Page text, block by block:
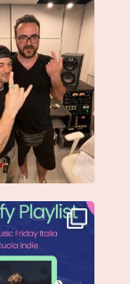
di
che
è finalmente
e sta già